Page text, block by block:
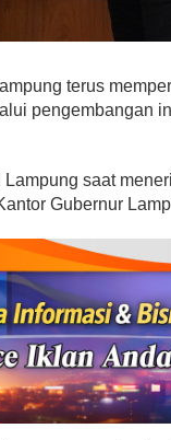
terus
pengembangan
saat
Gubernur